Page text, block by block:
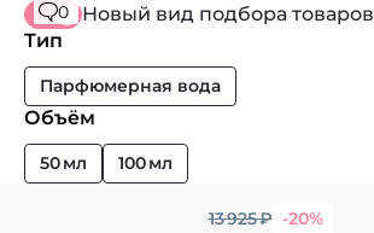
0
Новый вид подбора товаров
Тип
Парфюмерная вода
Объём
50 мл 100 мл
13 925₽ -20%